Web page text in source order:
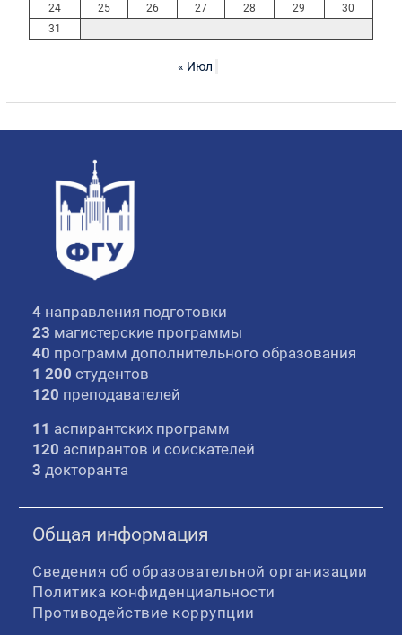
24
25 26 27 28 29
30
31
« Июл
4 направления подготовки
23 магистерские программы
40 программ дополнительного образования
1 200 студентов
120 преподавателей
11 аспирантских программ
120 аспирантов и соискателей
3 докторанта
Общая информация
Сведения об образовательной организации
Политика конфиденциальности
Противодействие коррупции